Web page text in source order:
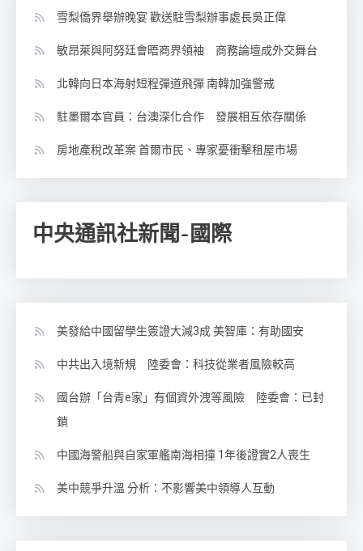
雪梨僑界舉辦晚宴 歡送駐雪梨辦事處長吳正偉
敏昂萊與阿努廷會晤商界領袖 商務論壇成外交舞台
北韓向日本海射短程彈道飛彈 南韓加強警戒
駐墨爾本官員：台澳深化合作 發展相互依存關係
房地產稅改革案 首爾市民、專家憂衝擊租屋市場
中央通訊社新聞-國際
美發給中國留學生簽證大減3成 美智庫：有助國安
中共出入境新規 陸委會：科技從業者風險較高
國台辦「台青e家」有個資外洩等風險 陸委會：已封
鎖
中國海警船與自家軍艦南海相撞 1年後證實2人喪生
美中競爭升溫 分析：不影響美中領導人互動